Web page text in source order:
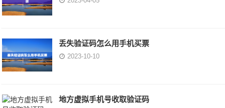
丢失验证码怎么用手机买票
2023-10-10
地方虚拟手机号收取验证码